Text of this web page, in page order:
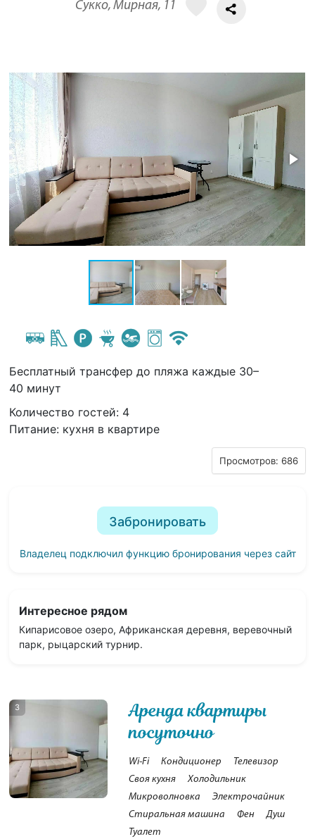
Сукко, Мирная, 11
Бесплатный трансфер до пляжа каждые 30–
40 минут
Количество гостей: 4
Питание: кухня в квартире
Просмотров: 686
Забронировать
Владелец подключил функцию бронирования через сайт
Интересное рядом
Кипарисовое озеро, Африканская деревня, веревочный
парк, рыцарский турнир.
3
Аренда квартиры
посуточно
Wi-Fi Кондиционер
Телевизор
Своя кухня
Холодильник
Микроволновка
Электрочайник
Стиральная машина
Фен
Душ
Туалет